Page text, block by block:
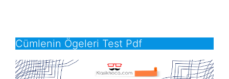
Cümlenin Ögeleri Test Pdf